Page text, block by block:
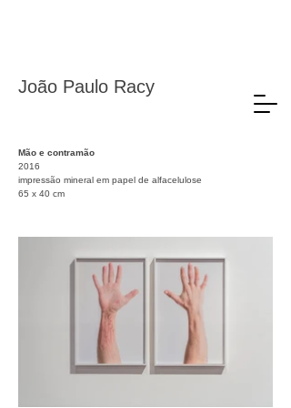
João Paulo Racy
Mão e contramão
2016
impressão mineral em papel de alfacelulose
65 x 40 cm